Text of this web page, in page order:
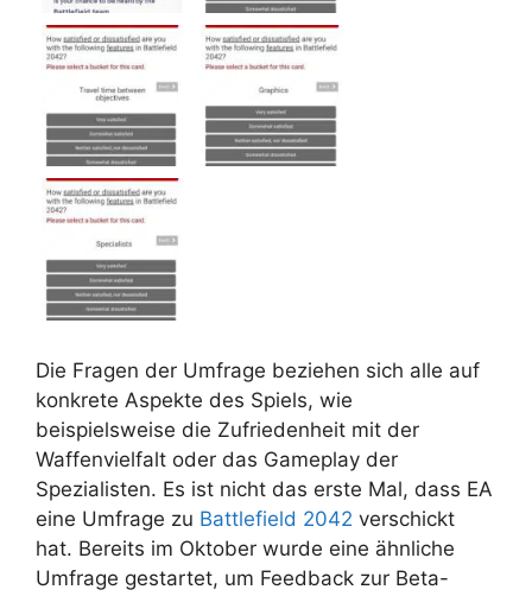
Die Fragen der Umfrage beziehen sich alle auf
konkrete Aspekte des Spiels, wie
beispielsweise die Zufriedenheit mit der
Waffenvielfalt oder das Gameplay der
Spezialisten. Es ist nicht das erste Mal, dass EA
eine Umfrage zu Battlefield 2042 verschickt
hat. Bereits im Oktober wurde eine ähnliche
Umfrage gestartet, um Feedback zur Beta-